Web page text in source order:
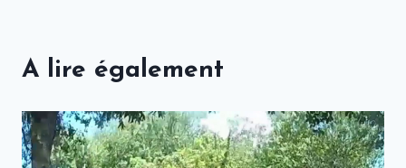
A lire également